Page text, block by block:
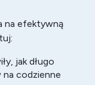
na efektywną
jak długo
na codzienne